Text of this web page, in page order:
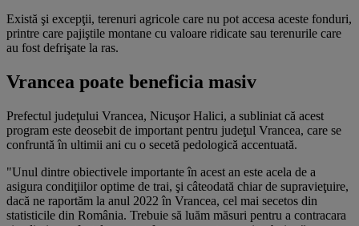
Există şi excepţii, terenuri agricole care nu pot accesa aceste fonduri,
printre care pajiştile montane cu valoare ridicate sau terenurile care
au fost defrişate la ras.
Vrancea poate beneficia masiv
Prefectul judeţului Vrancea, Nicuşor Halici, a subliniat că acest
program este deosebit de important pentru judeţul Vrancea, care se
confruntă în ultimii ani cu o secetă pedologică accentuată.
"Unul dintre obiectivele importante în acest an este acela de a
asigura condiţiilor optime de trai, şi câteodată chiar de supravieţuire,
dacă ne raportăm la anul 2022 în Vrancea, cel mai secetos din
statisticile din România. Trebuie să luăm măsuri pentru a contracara